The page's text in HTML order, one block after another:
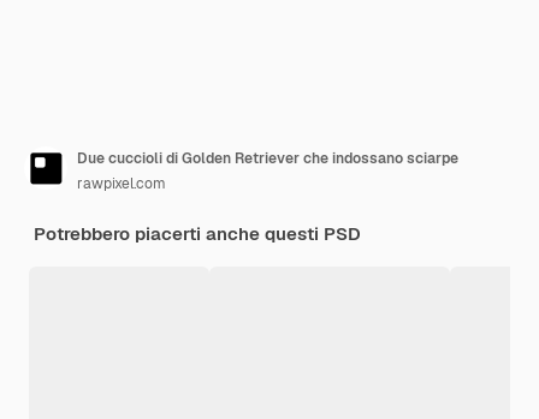
Due cuccioli di Golden Retriever che indossano sciarpe
rawpixel.com
Potrebbero piacerti anche questi PSD